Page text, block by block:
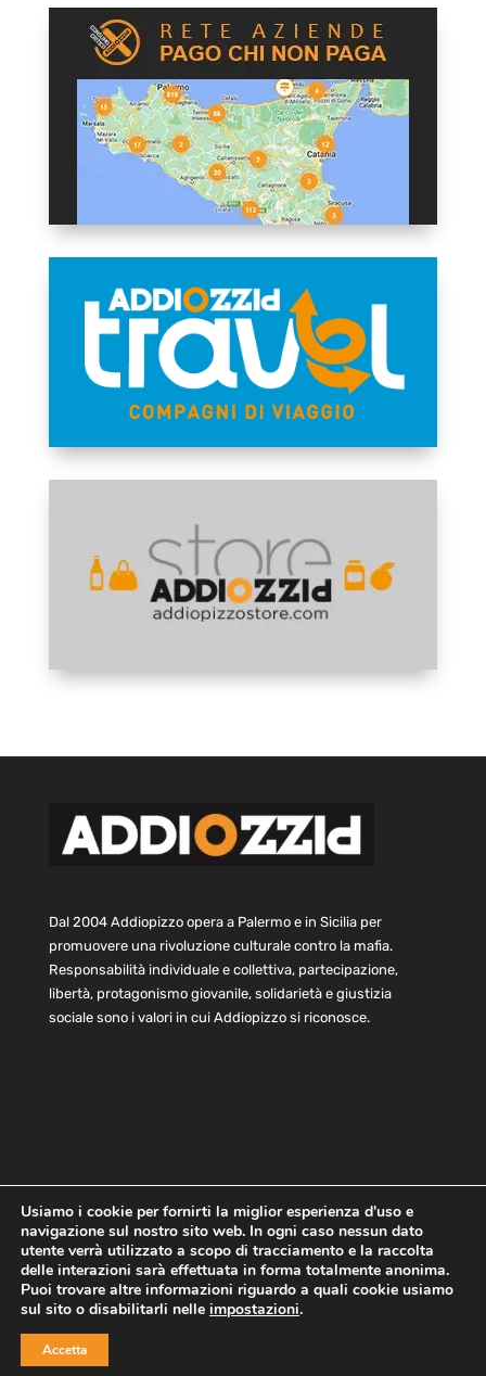
Dal 2004 Addiopizzo opera a Palermo e in Sicilia per
promuovere una rivoluzione culturale contro la mafia.
Responsabilità individuale e collettiva, partecipazione,
libertà, protagonismo giovanile, solidarietà e giustizia
sociale sono i valori in cui Addiopizzo si riconosce.
Home Statuto e bilancio
Contatti
Privacy
Cookie Child Protection Policy
Copyright © 2021 AddioPizzo | Tutti i diritti riservati | Sede
Usiamo i cookie per fornirti la miglior esperienza d'uso e
navigazione sul nostro sito web. In ogni caso nessun dato
utente verrà utilizzato a scopo di tracciamento e la raccolta
delle interazioni sarà effettuata in forma totalmente anonima.
Puoi trovare altre informazioni riguardo a quali cookie usiamo
sul sito o disabilitarli nelle impostazioni.
Accetta